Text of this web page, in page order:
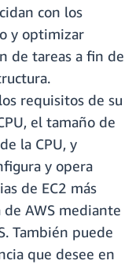
con los
y optimizar
de tareas a fin de
requisitos de su
el tamaño de
la CPU, y
y opera
de EC2 más
AWS mediante
También puede
que desee en